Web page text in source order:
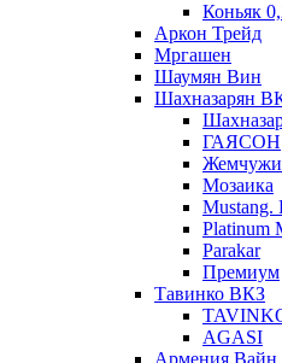
Коньяк
Аркон Трейд
Мргашен
Шаумян Вин
Шахназарян
ГАЯСОН
Мозаика
Mustang.
Platinum
Parakar
Премиум
Тавинко ВКЗ
AGASI
Армения Вайн